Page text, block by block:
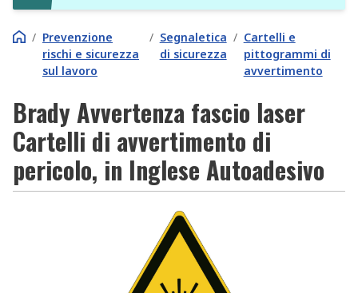
/ Prevenzione
rischi e sicurezza
sul lavoro
/ Segnaletica
di sicurezza
/ Cartelli e
pittogrammi di
avvertimento
Brady Avvertenza fascio laser
Cartelli di avvertimento di
pericolo, in Inglese Autoadesivo